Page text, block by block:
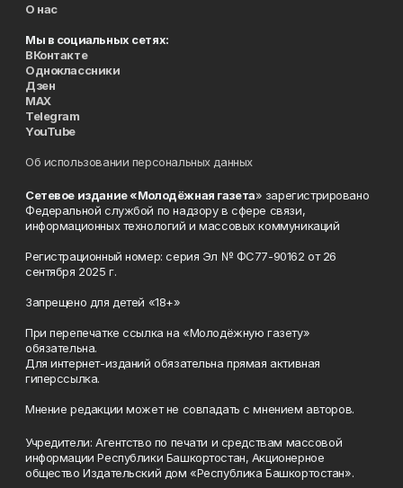
О нас
Мы в социальных сетях:
ВКонтакте
Одноклассники
Дзен
MAX
Telegram
YouTube
Об использовании персональных данных
Сетевое издание «Молодёжная газета» зарегистрировано
Федеральной службой по надзору в сфере связи,
информационных технологий и массовых коммуникаций
Регистрационный номер: серия Эл № ФС77-90162 от 26
сентября 2025 г.
Запрещено для детей «18+»
При перепечатке ссылка на «Молодёжную газету»
обязательна.
Для интернет-изданий обязательна прямая активная
гиперссылка.
Мнение редакции может не совпадать с мнением авторов.
Учредители: Агентство по печати и средствам массовой
информации Республики Башкортостан, Акционерное
общество Издательский дом «Республика Башкортостан».